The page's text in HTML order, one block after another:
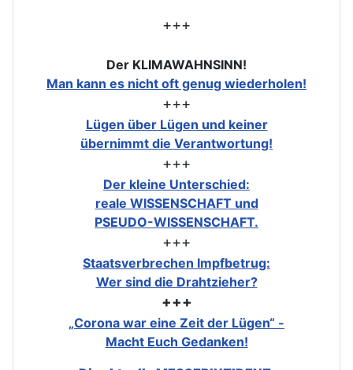
+++
Der KLIMAWAHNSINN!
Man kann es nicht oft genug wiederholen!
+++
Lügen über Lügen und keiner
übernimmt die Verantwortung!
+++
Der kleine Unterschied:
reale WISSENSCHAFT und
PSEUDO-WISSENSCHAFT.
+++
Staatsverbrechen Impfbetrug:
Wer sind die Drahtzieher?
+++
„Corona war eine Zeit der Lügen“ -
Macht Euch Gedanken!